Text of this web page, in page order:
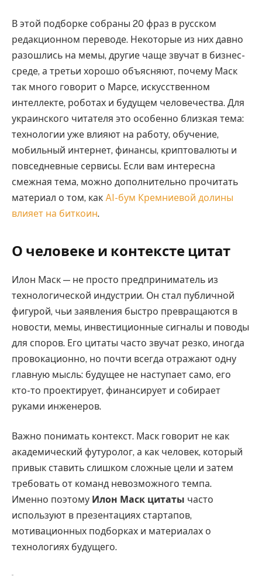
В этой подборке собраны 20 фраз в русском
редакционном переводе. Некоторые из них давно
разошлись на мемы, другие чаще звучат в бизнес-
среде, а третьи хорошо объясняют, почему Маск
так много говорит о Марсе, искусственном
интеллекте, роботах и будущем человечества. Для
украинского читателя это особенно близкая тема:
технологии уже влияют на работу, обучение,
мобильный интернет, финансы, криптовалюты и
повседневные сервисы. Если вам интересна
смежная тема, можно дополнительно прочитать
материал о том, как AI-бум Кремниевой долины
влияет на биткоин.
О человеке и контексте цитат
Илон Маск — не просто предприниматель из
технологической индустрии. Он стал публичной
фигурой, чьи заявления быстро превращаются в
новости, мемы, инвестиционные сигналы и поводы
для споров. Его цитаты часто звучат резко, иногда
провокационно, но почти всегда отражают одну
главную мысль: будущее не наступает само, его
кто-то проектирует, финансирует и собирает
руками инженеров.
Важно понимать контекст. Маск говорит не как
академический футуролог, а как человек, который
привык ставить слишком сложные цели и затем
требовать от команд невозможного темпа.
Именно поэтому Илон Маск цитаты часто
используют в презентациях стартапов,
мотивационных подборках и материалах о
технологиях будущего.